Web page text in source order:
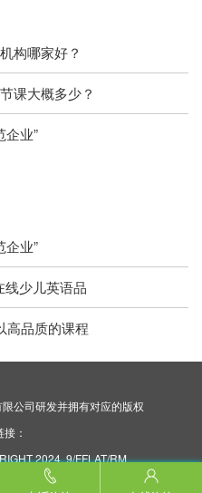
构哪家好？
课大概多少？
企业”
企业”
线少儿英语品
高品质的课程
公司研发并拥有对应的版权
：
2024. 9/FFLAT/RM
TOWER707-713
KL